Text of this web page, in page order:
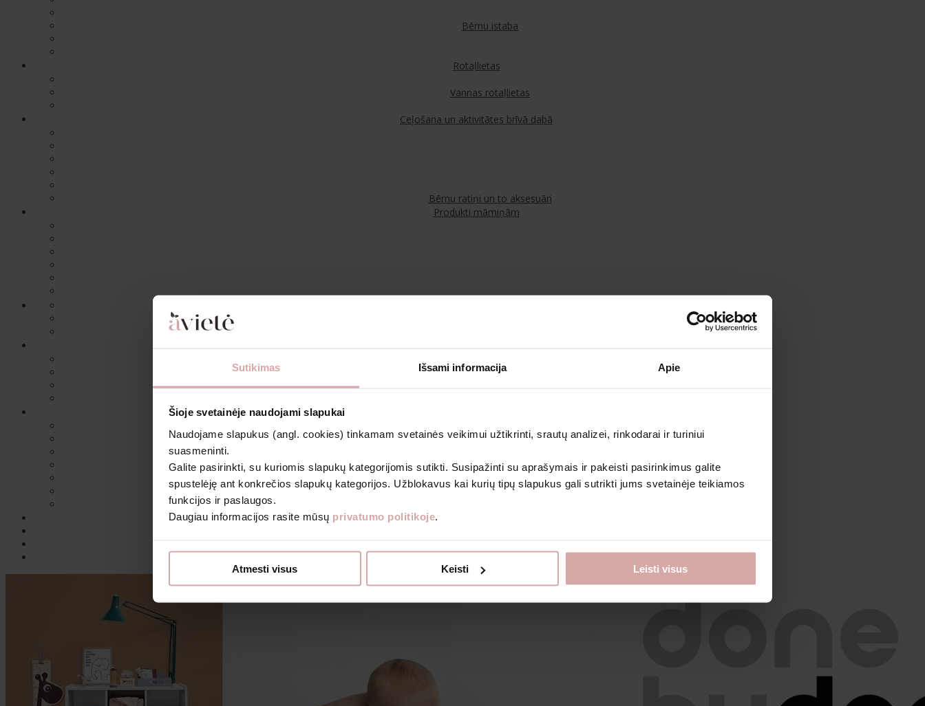
Sutikimas Išsami informacija Apie
Šioje svetainėje naudojami slapukai
Naudojame slapukus (angl. cookies) tinkamam svetainės veikimui užtikrinti, srautų analizei, rinkodarai ir turiniui
suasmeninti.
Galite pasirinkti, su kuriomis slapukų kategorijomis sutikti. Susipažinti su aprašymais ir pakeisti pasirinkimus galite
spustelėję ant konkrečios slapukų kategorijos. Užblokavus kai kurių tipų slapukus gali sutrikti jums svetainėje teikiamos
funkcijos ir paslaugos.
Daugiau informacijos rasite mūsų privatumo politikoje.
Atmesti visus Keisti Leisti visus
Bērnu istaba
Rotaļlietas
Vannas rotaļlietas
Ceļošana un aktivitātes brīvā dabā
Bērnu ratiņi un to aksesuāri
Produkti māmiņām
Romperi un kombinezoni
Grāmatas bērniem
Par Avietė
Sutinku gauti naujienlaiškius ir kitą informaciją nurodytu el. paštu.
Daugiau informacijos, kaip tvarkome duomenis, skaitykite Privatumo politikoje.